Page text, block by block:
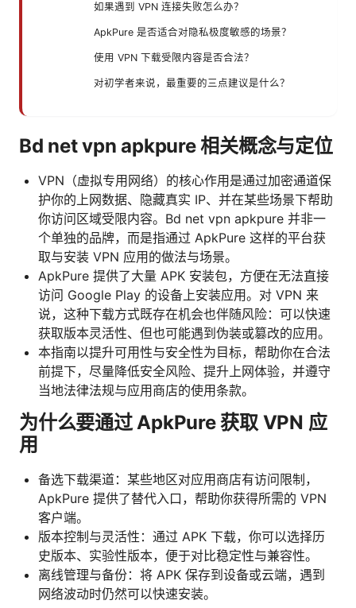
如果遇到 VPN 连接失败怎么办？
ApkPure 是否适合对隐私极度敏感的场景？
使用 VPN 下载受限内容是否合法？
对初学者来说，最重要的三点建议是什么？
Bd net vpn apkpure 相关概念与定位
VPN（虚拟专用网络）的核心作用是通过加密通道保
护你的上网数据、隐藏真实 IP、并在某些场景下帮助
你访问区域受限内容。Bd net vpn apkpure 并非一
个单独的品牌，而是指通过 ApkPure 这样的平台获
取与安装 VPN 应用的做法与场景。
ApkPure 提供了大量 APK 安装包，方便在无法直接
访问 Google Play 的设备上安装应用。对 VPN 来
说，这种下载方式既存在机会也伴随风险：可以快速
获取版本灵活性、但也可能遇到伪装或篡改的应用。
本指南以提升可用性与安全性为目标，帮助你在合法
前提下，尽量降低安全风险、提升上网体验，并遵守
当地法律法规与应用商店的使用条款。
为什么要通过 ApkPure 获取 VPN 应
用
备选下载渠道：某些地区对应用商店有访问限制，
ApkPure 提供了替代入口，帮助你获得所需的 VPN
客户端。
版本控制与灵活性：通过 APK 下载，你可以选择历
史版本、实验性版本，便于对比稳定性与兼容性。
离线管理与备份：将 APK 保存到设备或云端，遇到
网络波动时仍然可以快速安装。